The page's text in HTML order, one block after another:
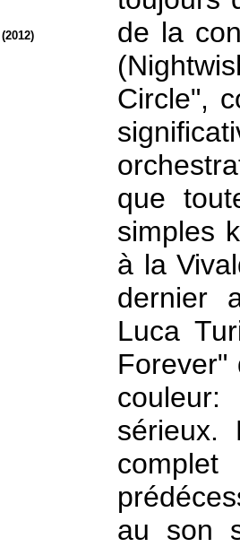
(2012)
de la
Circle",
que
simples
à la
dernier
Luca
Forever"
sérieux.
au son